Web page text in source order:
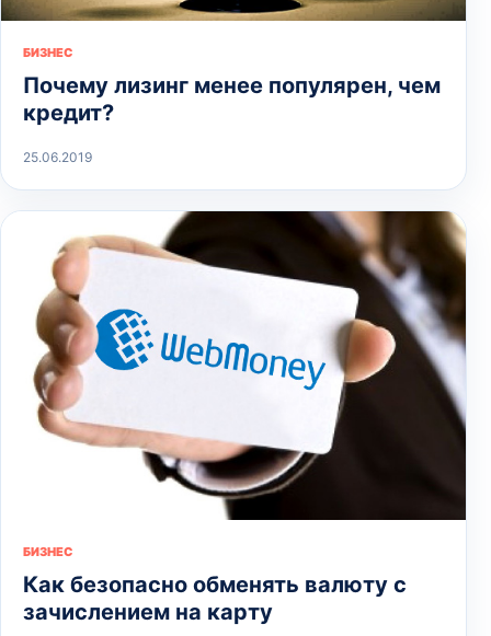
БИЗНЕС
Почему лизинг менее популярен, чем
кредит?
25.06.2019
БИЗНЕС
Как безопасно обменять валюту с
зачислением на карту